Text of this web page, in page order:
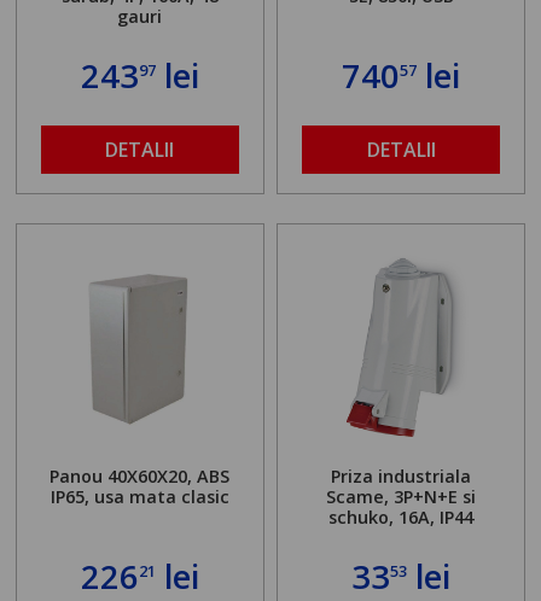
gauri
24397lei
DETALII
74057 lei
DETALII
Panou 40X60X20, ABS
IP65, usa mata clasic
22621 lei
Priza industriala
Scame, 3P+N+E si
schuko, 16A, IP44
3353 lei